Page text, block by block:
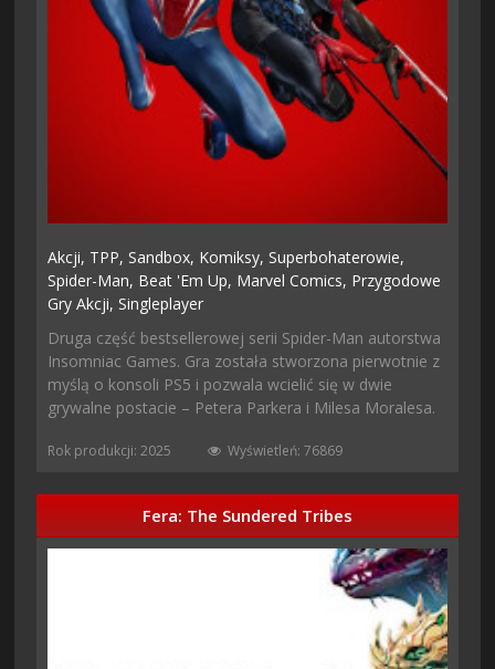
Akcji, TPP,Sandbox, Komiksy,Superbohaterowie,
Spider-Man, Beat 'em Up, Marvel Comics, Przygodowe
Gry Akcji,Singleplayer
Druga część bestsellerowej serii Spider-Man autorstwa
Insomniac Games. Gra została stworzona pierwotnie z
myślą o konsoli PS5 i pozwala wcielić się w dwie
grywalne postacie – Petera Parkera i Milesa Moralesa.
Rok produkcji: 2025 Wyświetleń: 76869
Fera: The Sundered Tribes